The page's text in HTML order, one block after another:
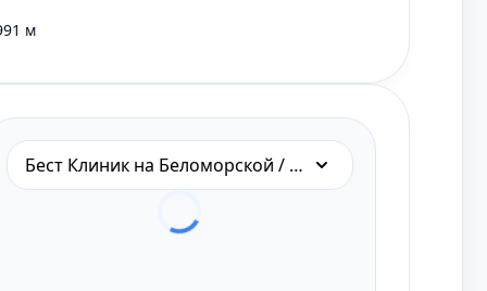
м
Бест Клиник на Беломорской / Речном вокзале